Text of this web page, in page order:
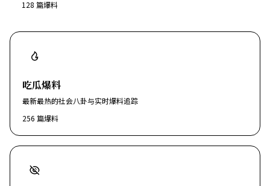
128 篇爆料
吃瓜爆料
最新最热的社会八卦与实时爆料追踪
256 篇爆料